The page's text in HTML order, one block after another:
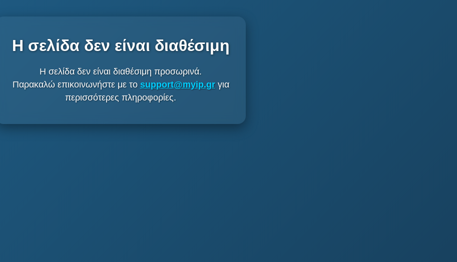
Η σελίδα δεν είναι διαθέσιμη
Η σελίδα δεν είναι διαθέσιμη προσωρινά.
Παρακαλώ επικοινωνήστε με το support@myip.grγια
περισσότερες πληροφορίες.